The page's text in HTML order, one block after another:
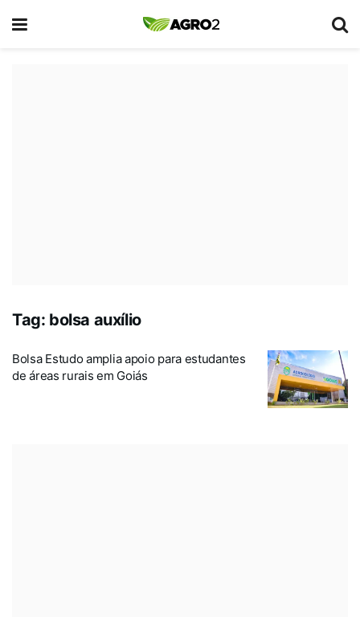
Tag: bolsa auxílio
Bolsa Estudo amplia apoio para estudantes
de áreas rurais em Goiás